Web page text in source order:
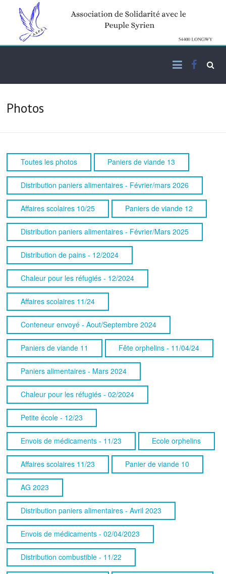
content
Association de solidarité
avec le peuple syrien
Photos
Toutes les photos Paniers de viande 13
Distribution paniers alimentaires - Février/mars 2026
Affaires scolaires 10/25 Paniers de viande 12
Distribution paniers alimentaires - Février/Mars 2025
Distribution de pains - 12/2024
Chaleur pour les réfugiés - 12/2024
Affaires scolaires 11/24
Conteneur envoyé - Aout/Septembre 2024
Paniers de viande 11 Fête orphelins - 11/04/24
Paniers alimentaires - Mars 2024
Chaleur pour les réfugiés - 02/2024
Petite école - 12/23
Envois de médicaments - 11/23 Ecole orphelins
Affaires scolaires 11/23 Panier de viande 10
AG 2023
Distribution paniers alimentaires - Avril 2023
Envois de médicaments - 02/04/2023
Distribution combustible - 11/22